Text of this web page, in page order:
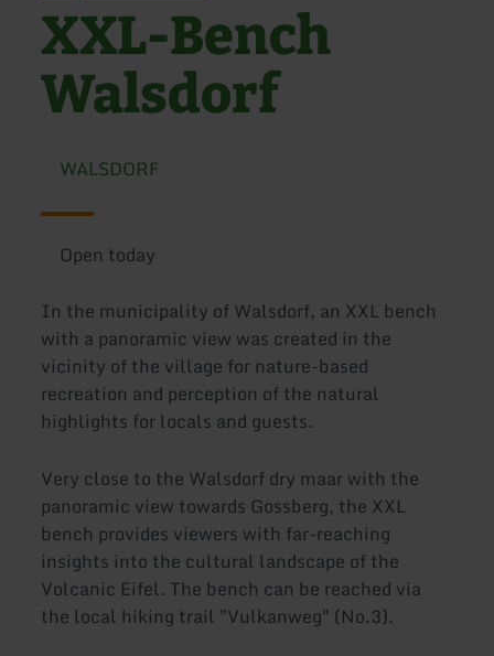
XXL-Bench
Walsdorf
WALSDORF
Open today
In the municipality of Walsdorf, an XXL bench
with a panoramic view was created in the
vicinity of the village for nature-based
recreation and perception of the natural
highlights for locals and guests.
Very close to the Walsdorf dry maar with the
panoramic view towards Gossberg, the XXL
bench provides viewers with far-reaching
insights into the cultural landscape of the
Volcanic Eifel. The bench can be reached via
the local hiking trail "Vulkanweg" (No.3).